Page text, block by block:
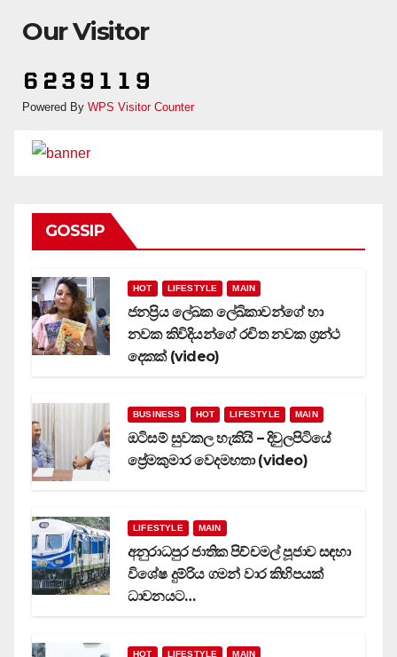
Our Visitor
Powered By WPS Visitor Counter
GOSSIP
HOT LIFESTYLE MAIN
ජනප්‍රිය ලේඛක ලේඛිකාවන්ගේ හා
නවක කිවිදියන්ගේ රචිත නවක ග්‍රන්ථ
දෙකක් (video)
BUSINESS HOT LIFESTYLE MAIN
ඔටිසම් සුවකල හැකියි – දිවුලපිටියේ
ප්‍රේමකුමාර වෙදමහතා (video)
LIFESTYLE MAIN
අනුරාධපුර ජාතික පිච්චමල් පූජාව සඳහා
විශේෂ දුම්රිය ගමන් වාර කිහිපයක්
ධාවනයට…
HOT LIFESTYLE MAIN